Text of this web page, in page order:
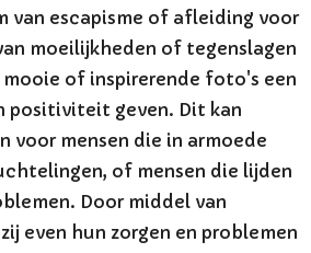
van escapisme of afleiding voor
moeilijkheden of tegenslagen
mooie of inspirerende foto's een
positiviteit geven. Dit kan
voor mensen die in armoede
of mensen die lijden
Door middel van
even hun zorgen en problemen